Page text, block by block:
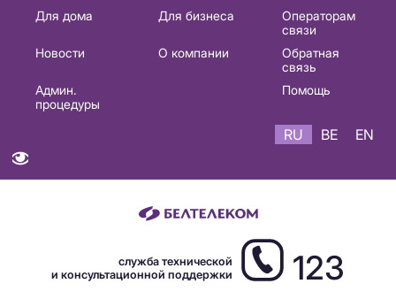
Основная
навигация
Для дома Для бизнеса
Операторам
связи
Новости
О компании
Обратная
связь
Админ.
процедуры
Помощь
RU BE EN
служба технической
и консультационной поддержки
123